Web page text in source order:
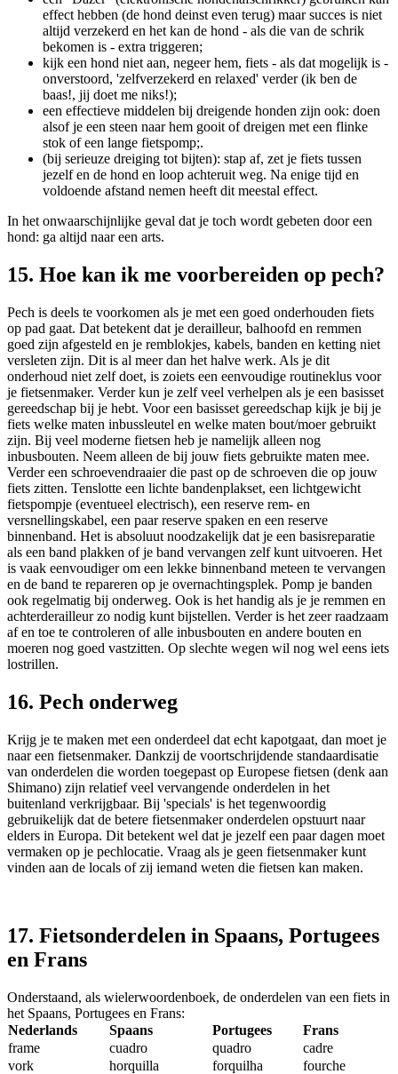
effect hebben (de hond deinst even terug) maar succes is niet
altijd verzekerd en het kan de hond - als die van de schrik
bekomen is - extra triggeren;
kijk een hond niet aan, negeer hem, fiets - als dat mogelijk is -
onverstoord, 'zelfverzekerd en relaxed' verder (ik ben de
baas!, jij doet me niks!);
een effectieve middelen bij dreigende honden zijn ook: doen
alsof je een steen naar hem gooit of dreigen met een flinke
stok of een lange fietspomp;.
(bij serieuze dreiging tot bijten): stap af, zet je fiets tussen
jezelf en de hond en loop achteruit weg. Na enige tijd en
voldoende afstand nemen heeft dit meestal effect.
In het onwaarschijnlijke geval dat je toch wordt gebeten door een
hond: ga altijd naar een arts.
15. Hoe kan ik me voorbereiden op pech?
Pech is deels te voorkomen als je met een goed onderhouden fiets
op pad gaat. Dat betekent dat je derailleur, balhoofd en remmen
goed zijn afgesteld en je remblokjes, kabels, banden en ketting niet
versleten zijn. Dit is al meer dan het halve werk. Als je dit
onderhoud niet zelf doet, is zoiets een eenvoudige routineklus voor
je fietsenmaker. Verder kun je zelf veel verhelpen als je een basisset
gereedschap bij je hebt. Voor een basisset gereedschap kijk je bij je
fiets welke maten inbussleutel en welke maten bout/moer gebruikt
zijn. Bij veel moderne fietsen heb je namelijk alleen nog
inbusbouten. Neem alleen de bij jouw fiets gebruikte maten mee.
Verder een schroevendraaier die past op de schroeven die op jouw
fiets zitten. Tenslotte een lichte bandenplakset, een lichtgewicht
fietspompje (eventueel electrisch), een reserve rem- en
versnellingskabel, een paar reserve spaken en een reserve
binnenband. Het is absoluut noodzakelijk dat je een basisreparatie
als een band plakken of je band vervangen zelf kunt uitvoeren. Het
is vaak eenvoudiger om een lekke binnenband meteen te vervangen
en de band te repareren op je overnachtingsplek. Pomp je banden
ook regelmatig bij onderweg. Ook is het handig als je je remmen en
achterderailleur zo nodig kunt bijstellen. Verder is het zeer raadzaam
af en toe te controleren of alle inbusbouten en andere bouten en
moeren nog goed vastzitten. Op slechte wegen wil nog wel eens iets
lostrillen.
16. Pech onderweg
Krijg je te maken met een onderdeel dat echt kapotgaat, dan moet je
naar een fietsenmaker. Dankzij de voortschrijdende standaardisatie
van onderdelen die worden toegepast op Europese fietsen (denk aan
Shimano) zijn relatief veel vervangende onderdelen in het
buitenland verkrijgbaar. Bij 'specials' is het tegenwoordig
gebruikelijk dat de betere fietsenmaker onderdelen opstuurt naar
elders in Europa. Dit betekent wel dat je jezelf een paar dagen moet
vermaken op je pechlocatie. Vraag als je geen fietsenmaker kunt
vinden aan de locals of zij iemand weten die fietsen kan maken.
17. Fietsonderdelen in Spaans, Portugees
en Frans
Onderstaand, als wielerwoordenboek, de onderdelen van een fiets in
het Spaans, Portugees en Frans:
Nederlands
Spaans Portugees
Frans
frame
cuadro quadro
cadre
vork
horquilla forquilha
fourche